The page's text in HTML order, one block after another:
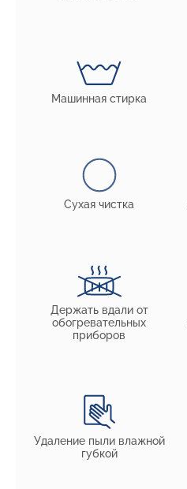
Машинная стирка
Сухая чистка
Держать вдали от
обогревательных
приборов
Удаление пыли влажной
губкой